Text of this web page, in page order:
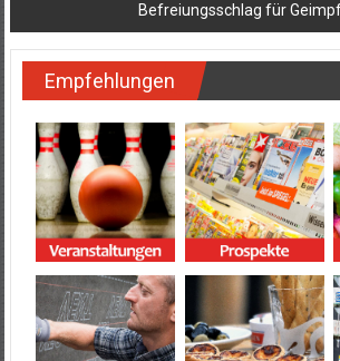
Befreiungsschlag für
Empfehlungen